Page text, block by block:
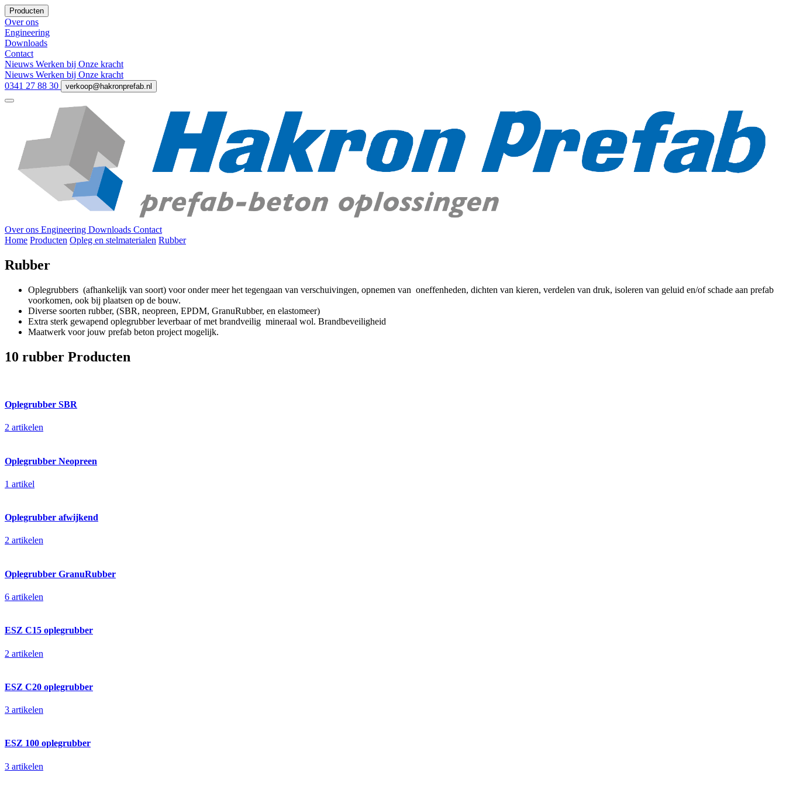
Producten
Over ons
Engineering
Downloads
Contact
Nieuws Werken bij Onze kracht
Nieuws Werken bij Onze kracht
0341 27 88 30
verkoop@hakronprefab.nl
Over ons Engineering Downloads Contact
Home Producten Opleg en stelmaterialen Rubber
Rubber
Oplegrubbers (afhankelijk van soort) voor onder meer het tegengaan van verschuivingen, opnemen van oneffenheden, dichten van kieren, verdelen van druk, isoleren van geluid en/of schade aan prefab
voorkomen, ook bij plaatsen op de bouw.
Diverse soorten rubber, (SBR, neopreen, EPDM, GranuRubber, en elastomeer)
Extra sterk gewapend oplegrubber leverbaar of met brandveilig mineraal wol. Brandbeveiligheid
Maatwerk voor jouw prefab beton project mogelijk.
10 rubber Producten
Oplegrubber SBR
2 artikelen
Oplegrubber Neopreen
1 artikel
Oplegrubber afwijkend
2 artikelen
Oplegrubber GranuRubber
6 artikelen
ESZ C15 oplegrubber
2 artikelen
ESZ C20 oplegrubber
3 artikelen
ESZ 100 oplegrubber
3 artikelen